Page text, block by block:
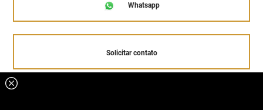
Whatsapp
Solicitar contato